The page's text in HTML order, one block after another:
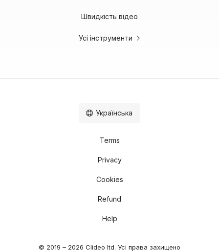
Швидкість відео
Усі інструменти
© 2019 – 2026 Clideo ltd. Усі права захищено
Terms
Privacy
Cookies
Refund
Help
Українська